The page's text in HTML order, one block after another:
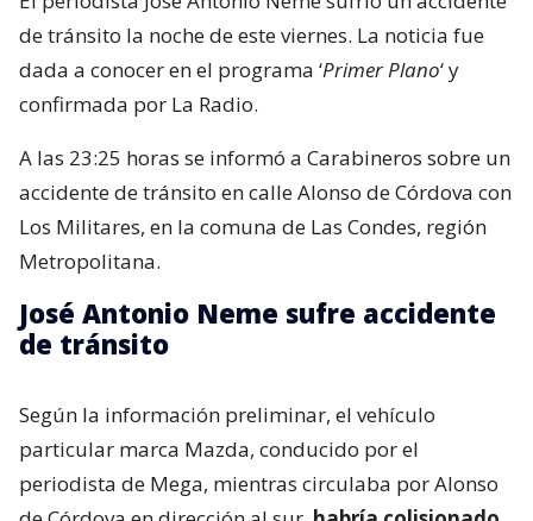
de tránsito la noche de este viernes. La noticia fue
dada a conocer en el programa ‘Primer Plano‘ y
confirmada por La Radio.
A las 23:25 horas se informó a Carabineros sobre un
accidente de tránsito en calle Alonso de Córdova con
Los Militares, en la comuna de Las Condes, región
Metropolitana.
José Antonio Neme sufre accidente
de tránsito
Según la información preliminar, el vehículo
particular marca Mazda, conducido por el
periodista de Mega, mientras circulaba por Alonso